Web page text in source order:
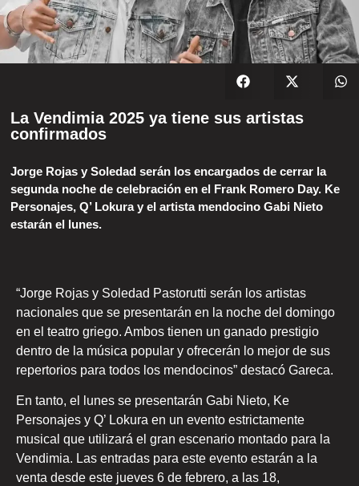
La Vendimia 2025 ya tiene sus artistas
confirmados
Jorge Rojas y Soledad serán los encargados de cerrar la
segunda noche de celebración en el Frank Romero Day. Ke
Personajes, Q’ Lokura y el artista mendocino Gabi Nieto
estarán el lunes.
“Jorge Rojas y Soledad Pastorutti serán los artistas
nacionales que se presentarán en la noche del domingo
en el teatro griego. Ambos tienen un ganado prestigio
dentro de la música popular y ofrecerán lo mejor de sus
repertorios para todos los mendocinos” destacó Gareca.
En tanto, el lunes se presentarán Gabi Nieto, Ke
Personajes y Q’ Lokura en un evento estrictamente
musical que utilizará el gran escenario montado para la
Vendimia. Las entradas para este evento estarán a la
venta desde este jueves 6 de febrero, a las 18,